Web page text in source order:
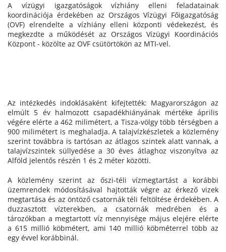
A vízügyi igazgatóságok vízhiány elleni feladatainak
koordinációja érdekében az Országos Vízügyi Főigazgatóság
(OVF) elrendelte a vízhiány elleni központi védekezést, és
megkezdte a működését az Országos Vízügyi Koordinációs
Központ - közölte az OVF csütörtökön az MTI-vel.
Az intézkedés indoklásaként kifejtették: Magyarországon az
elmúlt 5 év halmozott csapadékhiányának mértéke április
végére elérte a 462 milimétert, a Tisza-völgy több térségben a
900 milimétert is meghaladja. A talajvízkészletek a közlemény
szerint továbbra is tartósan az átlagos szintek alatt vannak, a
talajvízszintek süllyedése a 30 éves átlaghoz viszonyítva az
Alföld jelentős részén 1 és 2 méter közötti.
A közlemény szerint az őszi-téli vízmegtartást a korábbi
üzemrendek módosításával hajtották végre az érkező vizek
megtartása és az öntöző csatornák téli feltöltése érdekében. A
duzzasztott vízterekben, a csatornák medrében és a
tározókban a megtartott víz mennyisége május elejére elérte
a 615 millió köbmétert, ami 140 millió köbméterrel több az
egy évvel korábbinál.